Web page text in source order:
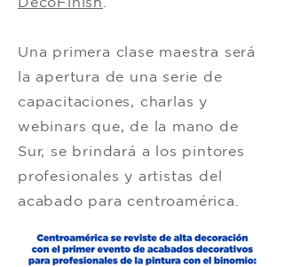
Una primera clase maestra será
la apertura de una serie de
capacitaciones, charlas y
webinars que, de la mano de
Sur, se brindará a los pintores
profesionales y artistas del
acabado para centroamérica.